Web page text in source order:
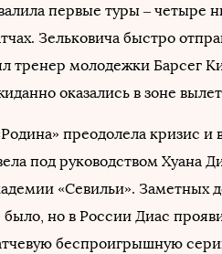
первые туры – четыре
Зельковича быстро
тренер молодежки Барсег
оказались в зоне
преодолела кризис и
под руководством Хуана
«Севильи». Заметных
было, но в России Диас
беспроигрышную